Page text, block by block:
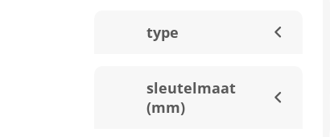
type
sleutelmaat
(mm)